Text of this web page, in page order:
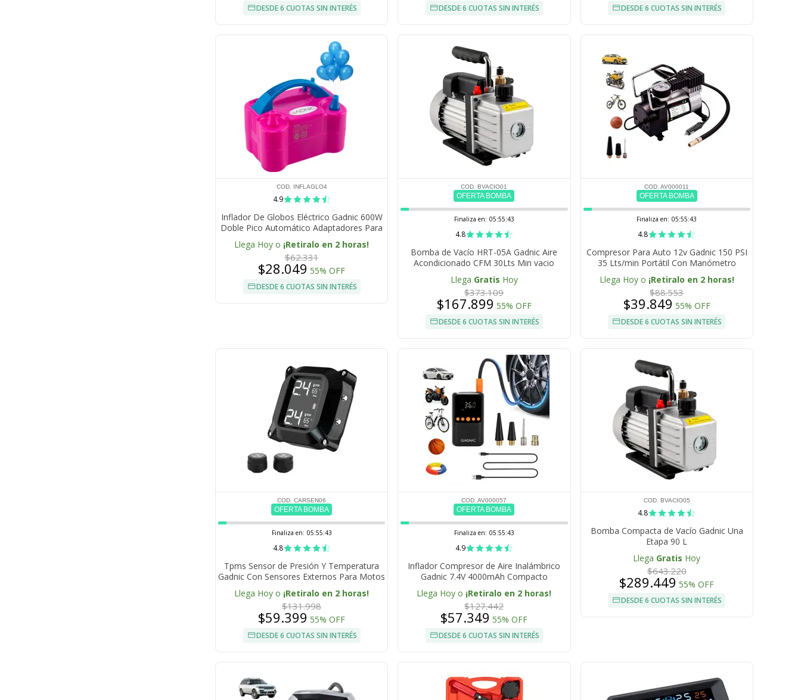
DESDE 6 CUOTAS SIN INTERÉS DESDE 6 CUOTAS SIN INTERÉS DESDE 6 CUOTAS SIN INTERÉS
COD. INFLAGLO4
4.9
Inflador De Globos Eléctrico Gadnic 600W
Doble Pico Automático Adaptadores Para
Decoración
Llega Hoy o ¡Retiralo en 2 horas!
$62.331
$28.049 55% OFF
DESDE 6 CUOTAS SIN INTERÉS
COD. BVACIO01
OFERTA BOMBA
Finaliza en: 05:55:42
4.8
Bomba de Vacío HRT-05A Gadnic Aire
Acondicionado CFM 30Lts Min vacio
Máximo 10 Pa Multiple Sistema
Llega Gratis Hoy
$373.109
$167.899 55% OFF
DESDE 6 CUOTAS SIN INTERÉS
COD. AV000011
OFERTA BOMBA
Finaliza en: 05:55:42
4.8
Compresor Para Auto 12v Gadnic 150 PSI
35 Lts/min Portátil Con Manómetro
Incluye 3 Picos
Llega Hoy o ¡Retiralo en 2 horas!
$88.553
$39.849 55% OFF
DESDE 6 CUOTAS SIN INTERÉS
COD. CARSEN06
OFERTA BOMBA
Finaliza en: 05:55:42
4.8
Tpms Sensor de Presión Y Temperatura
Gadnic Con Sensores Externos Para Motos
Llega Hoy o ¡Retiralo en 2 horas!
$131.998
$59.399 55% OFF
DESDE 6 CUOTAS SIN INTERÉS
COD. AV000057
OFERTA BOMBA
Finaliza en: 05:55:42
4.9
Inflador Compresor de Aire Inalámbrico
Gadnic 7.4V 4000mAh Compacto
Llega Hoy o ¡Retiralo en 2 horas!
$127.442
$57.349 55% OFF
DESDE 6 CUOTAS SIN INTERÉS
COD. BVACIO05
4.8
Bomba Compacta de Vacío Gadnic Una
Etapa 90 L
Llega Gratis Hoy
$643.220
$289.449 55% OFF
DESDE 6 CUOTAS SIN INTERÉS